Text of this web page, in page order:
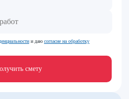
и даю согласие на обработку
смету